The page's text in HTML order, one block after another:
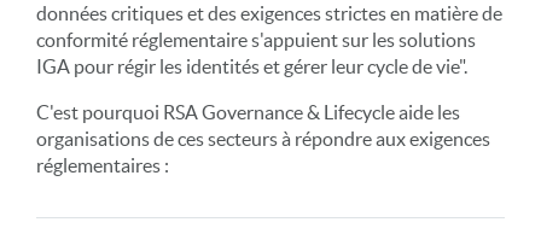
données critiques et des exigences strictes en matière de
conformité réglementaire s'appuient sur les solutions
IGA pour régir les identités et gérer leur cycle de vie".
C'est pourquoi RSA Governance & Lifecycle aide les
organisations de ces secteurs à répondre aux exigences
réglementaires :